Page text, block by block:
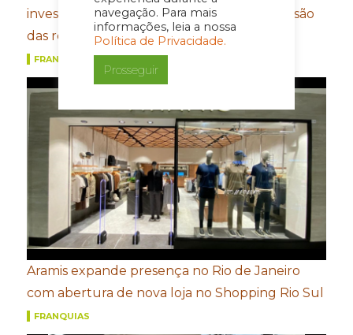
navegação. Para mais
informações, leia a nossa
Política de Privacidade.
Prosseguir
investimento de R$ 5,5 milhões com expansão
das redes 5àsec e LavPop
FRANQUIAS
Aramis expande presença no Rio de Janeiro
com abertura de nova loja no Shopping Rio Sul
FRANQUIAS